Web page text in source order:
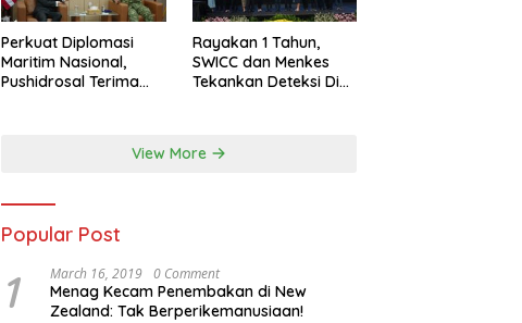
Perkuat Diplomasi
Maritim Nasional,
Pushidrosal Terima
Rayakan 1 Tahun,
SWICC dan Menkes
Tekankan Deteksi Dini
View More
Popular Post
1 March 16, 2019 0 Comment
Menag Kecam Penembakan di New
Zealand: Tak Berperikemanusiaan!